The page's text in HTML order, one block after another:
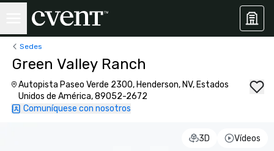
Sedes
Green Valley Ranch
Autopista Paseo Verde 2300, Henderson, NV, Estados
Unidos de América, 89052-2672
Comuníquese con nosotros
3D Vídeos